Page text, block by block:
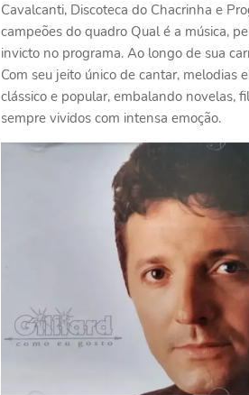
Cavalcanti, Discoteca do Chacrinha e
campeões do quadro Qual é a música,
invicto no programa. Ao longo de sua
Com seu jeito único de cantar, melodias
clássico e popular, embalando novelas,
sempre vividos com intensa emoção.